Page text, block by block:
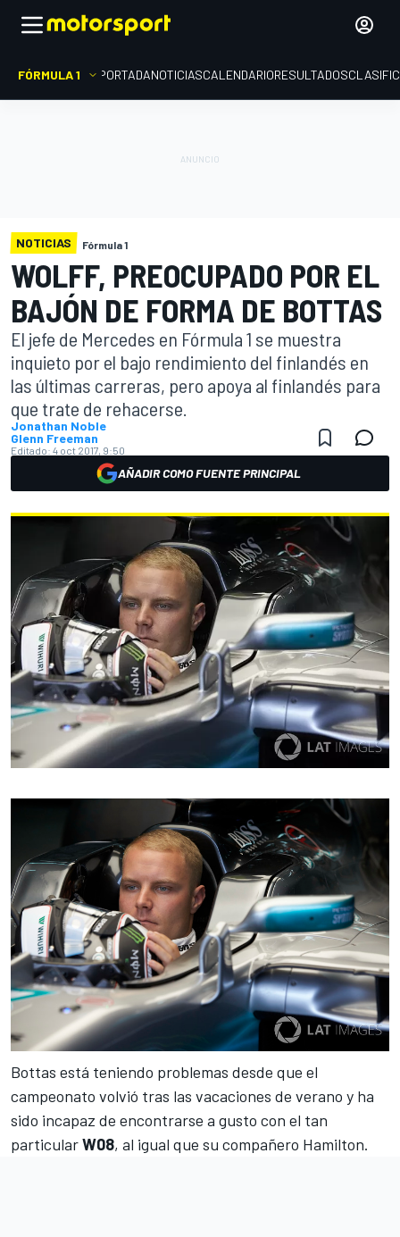
FÓRMULA 1 PORTADANOTICIASCALENDARIORESULTADOS
NOTICIAS Fórmula 1
WOLFF, PREOCUPADO POR EL
BAJÓN DE FORMA DE BOTTAS
El jefe de Mercedes en Fórmula 1 se muestra
inquieto por el bajo rendimiento del finlandés en
las últimas carreras, pero apoya al finlandés para
que trate de rehacerse.
Jonathan Noble
Glenn Freeman
Editado: 4 oct 2017, 9:50
AÑADIR COMO FUENTE PRINCIPAL
Bottas está teniendo problemas desde que el
campeonato volvió tras las vacaciones de verano y ha
sido incapaz de encontrarse a gusto con el tan
particularW08, al igual que su compañero Hamilton.